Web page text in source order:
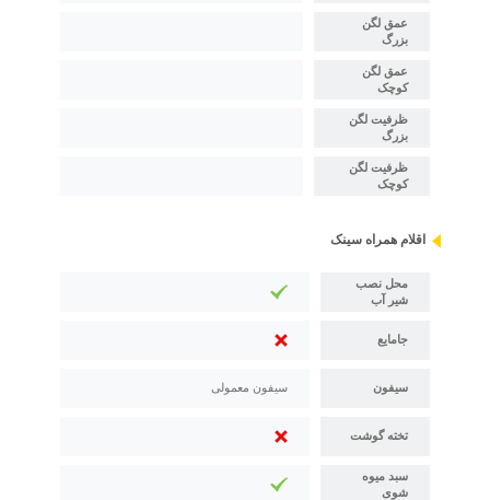
عمق لگن
بزرگ
عمق لگن
کوچک
ظرفیت لگن
بزرگ
ظرفیت لگن
کوچک
اقلام همراه سینک
محل نصب
شیر آب
جامایع
سیفون سیفون معمولی
تخته گوشت
سبد میوه
شوی